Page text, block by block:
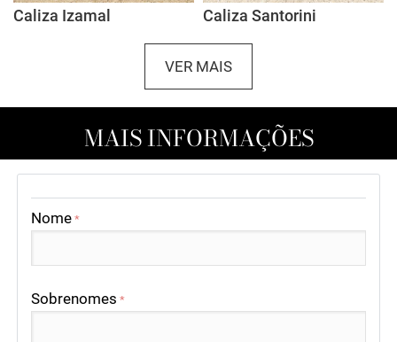
Caliza Izamal Caliza Santorini
VER MAIS
MAIS INFORMAÇÕES
Nome *
Sobrenomes *